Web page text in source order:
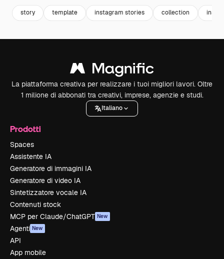
story template instagram stories collection
La piattaforma creativa per realizzare i tuoi migliori lavori. Oltre
1 milione di abbonati tra creativi, imprese, agenzie e studi.
Italiano
Prodotti
Spaces
Assistente IA
Generatore di immagini IA
Generatore di video IA
Sintetizzatore vocale IA
Contenuti stock
MCP per Claude/ChatGPT New
Agenti New
API
App mobile